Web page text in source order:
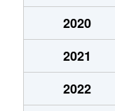
2020
2021
2022